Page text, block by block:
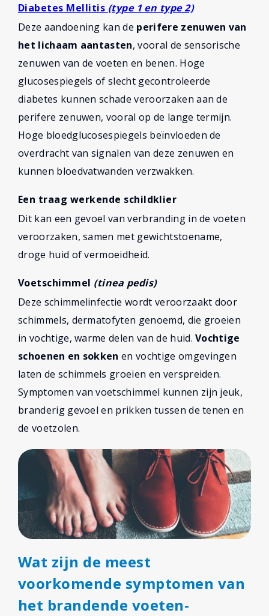
Diabetes Mellitis (type 1 en type 2)
Deze aandoening kan de perifere zenuwen van
het lichaam aantasten, vooral de sensorische
zenuwen van de voeten en benen. Hoge
glucosespiegels of slecht gecontroleerde
diabetes kunnen schade veroorzaken aan de
perifere zenuwen, vooral op de lange termijn.
Hoge bloedglucosespiegels beïnvloeden de
overdracht van signalen van deze zenuwen en
kunnen bloedvatwanden verzwakken.
Een traag werkende schildklier
Dit kan een gevoel van verbranding in de voeten
veroorzaken, samen met gewichtstoename,
droge huid of vermoeidheid.
Voetschimmel (tinea pedis)
Deze schimmelinfectie wordt veroorzaakt door
schimmels, dermatofyten genoemd, die groeien
in vochtige, warme delen van de huid.Vochtige
schoenen en sokken en vochtige omgevingen
laten de schimmels groeien en verspreiden.
Symptomen van voetschimmel kunnen zijn jeuk,
branderig gevoel en prikken tussen de tenen en
de voetzolen.
Wat zijn de meest
voorkomende symptomen van
het brandende voeten-